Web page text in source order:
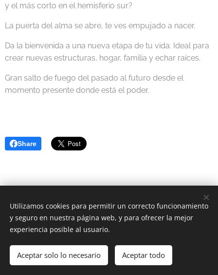
y el más corto en el hemisferio sur?
La puerta del alma se abre, te ves empujado a nacer.
Da la bienvenida a una nueva etapa de tu vida. Ideal para
crear nuevas estructuras, hogar, familia y echar raíces.
Gran salto de fuego del pasado al futuro desde el
momento presente donde está el poder.
Share
2023 Astrología Positiva | Todos los derechos reservados.
Cookies
Utilizamos cookies para permitir un correcto funcionamiento
y seguro en nuestra página web, y para ofrecer la mejor
experiencia posible al usuario.
Aceptar solo lo necesario Aceptar todo